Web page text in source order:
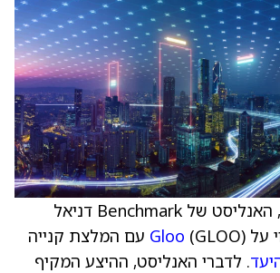
כפי שדווח בעבר, האנליסט של Benchmark דניאל
על
Gloo (GLOO) עם המלצת קנייה
. לדברי האנליסט, ההיצע המקיף